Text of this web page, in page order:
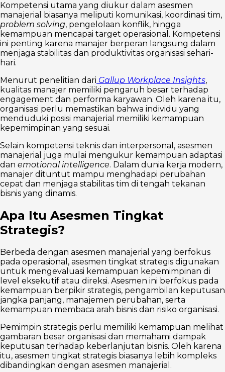
Kompetensi utama yang diukur dalam asesmen
manajerial biasanya meliputi komunikasi, koordinasi tim,
problem solving, pengelolaan konflik, hingga
kemampuan mencapai target operasional. Kompetensi
ini penting karena manajer berperan langsung dalam
menjaga stabilitas dan produktivitas organisasi sehari-
hari.
Menurut penelitian dari Gallup Workplace Insights,
kualitas manajer memiliki pengaruh besar terhadap
engagement dan performa karyawan. Oleh karena itu,
organisasi perlu memastikan bahwa individu yang
menduduki posisi manajerial memiliki kemampuan
kepemimpinan yang sesuai.
Selain kompetensi teknis dan interpersonal, asesmen
manajerial juga mulai mengukur kemampuan adaptasi
dan emotional intelligence. Dalam dunia kerja modern,
manajer dituntut mampu menghadapi perubahan
cepat dan menjaga stabilitas tim di tengah tekanan
bisnis yang dinamis.
Apa Itu Asesmen Tingkat
Strategis?
Berbeda dengan asesmen manajerial yang berfokus
pada operasional, asesmen tingkat strategis digunakan
untuk mengevaluasi kemampuan kepemimpinan di
level eksekutif atau direksi. Asesmen ini berfokus pada
kemampuan berpikir strategis, pengambilan keputusan
jangka panjang, manajemen perubahan, serta
kemampuan membaca arah bisnis dan risiko organisasi.
Pemimpin strategis perlu memiliki kemampuan melihat
gambaran besar organisasi dan memahami dampak
keputusan terhadap keberlanjutan bisnis. Oleh karena
itu, asesmen tingkat strategis biasanya lebih kompleks
dibandingkan dengan asesmen manajerial.